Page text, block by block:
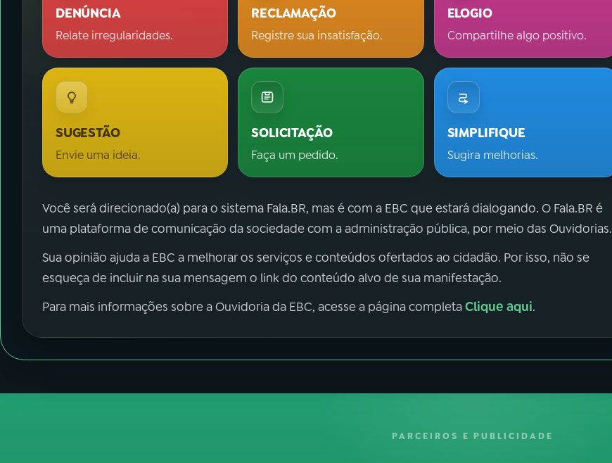
DENÚNCIA
Relate irregularidades.
RECLAMAÇÃO
Registre sua insatisfação.
ELOGIO
Compartilhe algo positivo.
SUGESTÃO
Envie uma ideia.
SOLICITAÇÃO
Faça um pedido.
SIMPLIFIQUE
Sugira melhorias.
Você será direcionado(a) para o sistema Fala.BR, mas é com a EBC que estará dialogando. O Fala.BR é
uma plataforma de comunicação da sociedade com a administração pública, por meio das Ouvidorias.
Sua opinião ajuda a EBC a melhorar os serviços e conteúdos ofertados ao cidadão. Por isso, não se
esqueça de incluir na sua mensagem o link do conteúdo alvo de sua manifestação.
Para mais informações sobre a Ouvidoria da EBC, acesse a página completaClique aqui.
PARCEIROS E PUBLICIDADE